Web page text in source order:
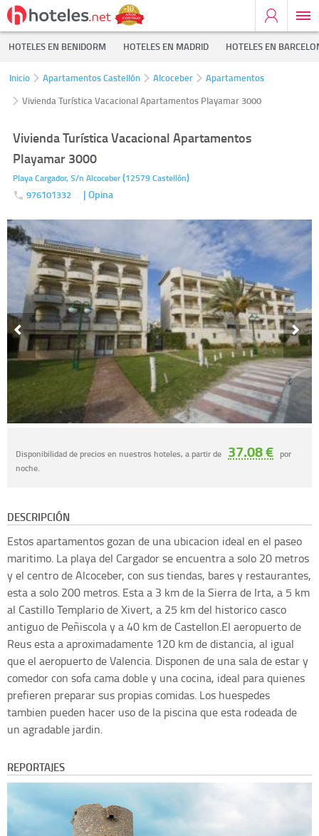
HOTELES EN BENIDORM HOTELES EN MADRID HOTELES EN
Inicio Apartamentos Castellón Alcoceber
Apartamentos
Vivienda Turística Vacacional Apartamentos Playamar 3000
Vivienda Turística Vacacional Apartamentos
Playamar 3000
Playa Cargador, S/n Alcoceber(12579Castellón)
976101332 | Opina
Disponibilidad de precios en nuestros hoteles, a partir de 37.08 € por
noche.
DESCRIPCIÓN
Estos apartamentos gozan de una ubicacion ideal en el paseo
maritimo. La playa del Cargador se encuentra a solo 20 metros
y el centro de Alcoceber, con sus tiendas, bares y restaurantes,
esta a solo 200 metros. Esta a 3 km de la Sierra de Irta, a 5 km
al Castillo Templario de Xivert, a 25 km del historico casco
antiguo de Peñiscola y a 40 km de Castellon.El aeropuerto de
Reus esta a aproximadamente 120 km de distancia, al igual
que el aeropuerto de Valencia. Disponen de una sala de estar y
comedor con sofa cama doble y una cocina, ideal para quienes
prefieren preparar sus propias comidas. Los huespedes
tambien pueden hacer uso de la piscina que esta rodeada de
un agradable jardin.
REPORTAJES